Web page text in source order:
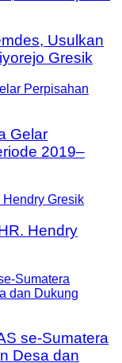
Usulkan
Gresik
Gelar
2019–
Hendry
se-Sumatera
Desa dan